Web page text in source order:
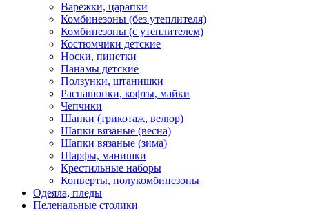
Варежки, царапки
Комбинезоны (без утеплителя)
Комбинезоны (с утеплителем)
Костюмчики детские
Носки, пинетки
Панамы детские
Ползунки, штанишки
Распашонки, кофты, майки
Чепчики
Шапки (трикотаж, велюр)
Шапки вязаные (весна)
Шапки вязаные (зима)
Шарфы, манишки
Крестильные наборы
Конверты, полукомбинезоны
Одеяла, пледы
Пеленальные столики